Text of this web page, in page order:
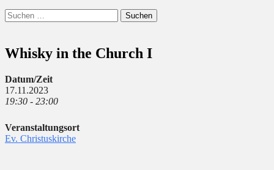
Suchen
Suchen
nach:
Whisky in the Church I
Datum/Zeit
17.11.2023
19:30 - 23:00
Veranstaltungsort
Ev. Christuskirche